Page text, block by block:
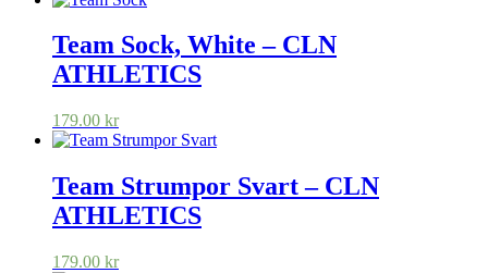
Team Sock, White – CLN
ATHLETICS
179.00 kr
Team Strumpor Svart – CLN
ATHLETICS
179.00 kr